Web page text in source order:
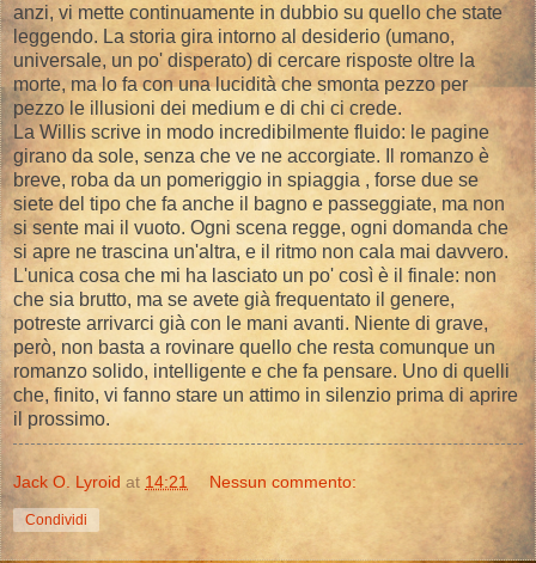
anzi, vi mette continuamente in dubbio su quello che state
leggendo. La storia gira intorno al desiderio (umano,
universale, un po' disperato) di cercare risposte oltre la
morte, ma lo fa con una lucidità che smonta pezzo per
pezzo le illusioni dei medium e di chi ci crede.
La Willis scrive in modo incredibilmente fluido: le pagine
girano da sole, senza che ve ne accorgiate. Il romanzo è
breve, roba da un pomeriggio in spiaggia , forse due se
siete del tipo che fa anche il bagno e passeggiate, ma non
si sente mai il vuoto. Ogni scena regge, ogni domanda che
si apre ne trascina un'altra, e il ritmo non cala mai davvero.
L'unica cosa che mi ha lasciato un po' così è il finale: non
che sia brutto, ma se avete già frequentato il genere,
potreste arrivarci già con le mani avanti. Niente di grave,
però, non basta a rovinare quello che resta comunque un
romanzo solido, intelligente e che fa pensare. Uno di quelli
che, finito, vi fanno stare un attimo in silenzio prima di aprire
il prossimo.
Jack O. Lyroid at 14:21 Nessun commento:
Condividi